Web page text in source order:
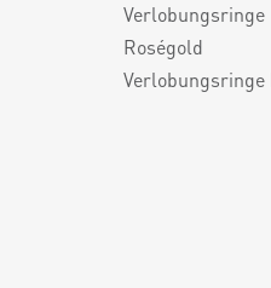
Verlobungsringe
Roségold
Verlobungsringe